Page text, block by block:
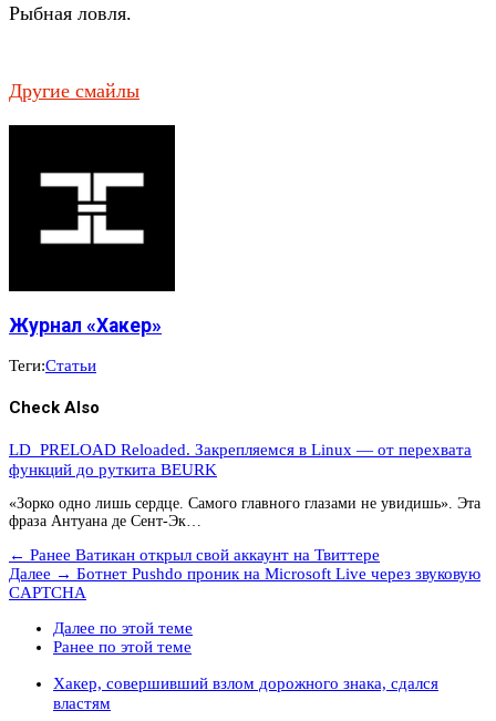
Рыбная ловля.
Другие смайлы
Журнал «Хакер»
Теги:Статьи
Check Also
LD_PRELOAD Reloaded. Закрепляемся в Linux — от перехвата
функций до руткита BEURK
«Зорко одно лишь сердце. Самого главного глазами не увидишь». Эта
фраза Антуана де Сент-Эк…
← Ранее Ватикан открыл свой аккаунт на Твиттере
Далее → Ботнет Pushdo проник на Microsoft Live через звуковую
CAPTCHA
Далее по этой теме
Ранее по этой теме
Хакер, совершивший взлом дорожного знака, сдался
властям